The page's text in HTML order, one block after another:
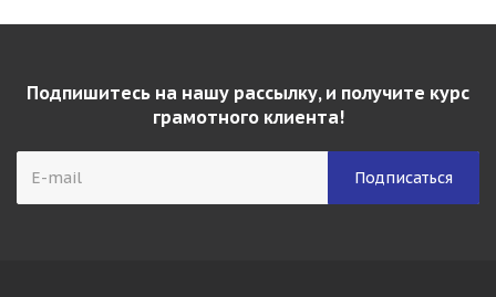
Подпишитесь на нашу рассылку, и получите курс
грамотного клиента!